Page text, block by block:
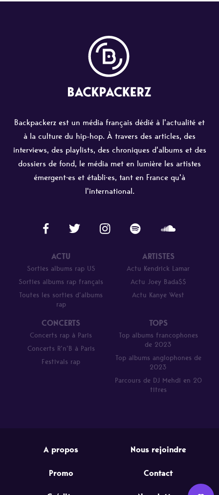
Backpackerz est un média français dédié à l'actualité et
à la culture du hip-hop. À travers des articles, des
interviews, des playlists, des chroniques d'albums et des
dossiers de fond, le média met en lumière les artistes
émergent·es et établi·es, tant en France qu'à
l'international.
ACTU
Sorties albums rap US
Sorties albums rap français
Toutes les sorties d’albums
rap
ARTISTES
Actu Kendrick Lamar
Actu Joey Bada$$
Actu Kanye West
CONCERTS
Concerts rap à Paris
Concerts R’n’B à Paris
Festivals rap
TOPS
Top albums francophones
de 2023
Top albums anglophones de
2023
Parcours de DJ Mehdi en 20
titres
A propos Nous rejoindre
Promo Contact